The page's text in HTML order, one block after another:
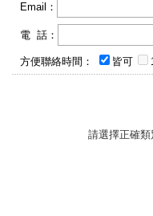
Email：
電 話：
方便聯絡時間： 皆可
請選擇正確